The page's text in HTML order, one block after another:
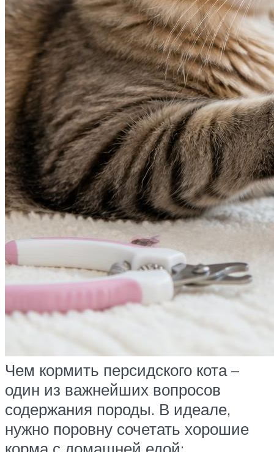
Чем кормить персидского кота –
один из важнейших вопросов
содержания породы. В идеале,
нужно поровну сочетать хорошие